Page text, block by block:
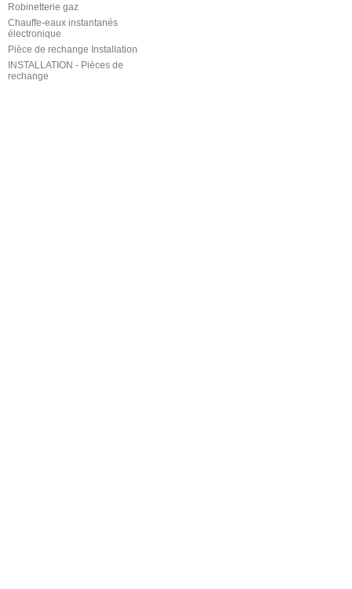
Robinetterie gaz
Chauffe-eaux instantanés
électronique
Pièce de rechange Installation
INSTALLATION - Pièces de
rechange